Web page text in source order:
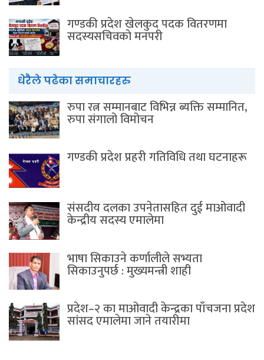
गण्डकी प्रदेश खेलकुद पदक वितरणमा
सदस्यसचिवकाे मनपरी
धेरैले पढेका समाचारहरु
रुपा रत्न सम्मानबाट विभिन्न ब्यक्ति सम्मानित,
रुपा संगालो विमोचन
गण्डकी प्रदेश प्रहरी गतिविधि तथा घटनाहरू
संसदीय दलका उपनेतासहित दुई माओवादी
केन्द्रीय सदस्य एमालेमा
भाषा सिकाउने कर्णालीले सभ्यता
सिकाउनुपर्छ : मुख्यमन्त्री शाही
प्रदेश–२ का माओवादी केन्द्रका पाँचजना प्रदेश
सांसद एमालेमा जाने तयारीमा